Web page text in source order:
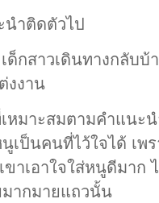
นำติดตัวไป
ด็กสาวเดินทางกลับบ้
งงาน
มาะสมตามคำแนะ
ป็นคนที่ไว้ใจได้ เพร
าเอาใจใส่หนูดีมาก
ากมายแถวนั้น